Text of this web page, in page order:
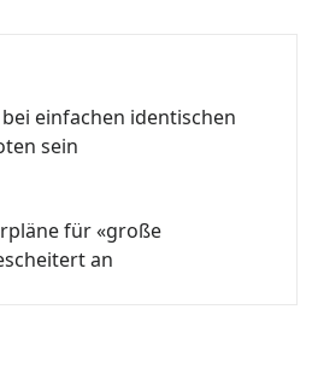
einfachen identischen
sein
für «große
an